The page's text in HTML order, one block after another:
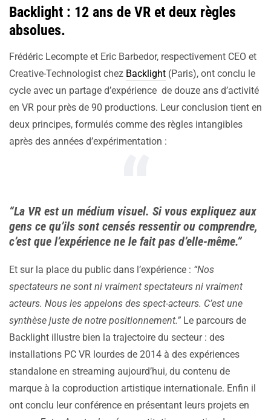
Backlight : 12 ans de VR et deux règles
absolues.
Frédéric Lecompte et Eric Barbedor, respectivement CEO et
Creative-Technologist chez Backlight (Paris), ont conclu le
cycle avec un partage d’expérience de douze ans d’activité
en VR pour près de 90 productions. Leur conclusion tient en
deux principes, formulés comme des règles intangibles
après des années d’expérimentation :
“La VR est un médium visuel. Si vous expliquez aux
gens ce qu’ils sont censés ressentir ou comprendre,
c’est que l’expérience ne le fait pas d’elle-même.”
Et sur la place du public dans l’expérience : “Nos
spectateurs ne sont ni vraiment spectateurs ni vraiment
acteurs. Nous les appelons des spect-acteurs. C’est une
synthèse juste de notre positionnement.” Le parcours de
Backlight illustre bien la trajectoire du secteur : des
installations PC VR lourdes de 2014 à des expériences
standalone en streaming aujourd’hui, du contenu de
marque à la coproduction artistique internationale. Enfin il
ont conclu leur conférence en présentant leurs projets en